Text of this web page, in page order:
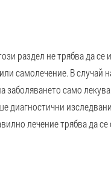
раздел не трябва да се
самолечение. В случай
заболяването само
диагностични
лечение трябва да